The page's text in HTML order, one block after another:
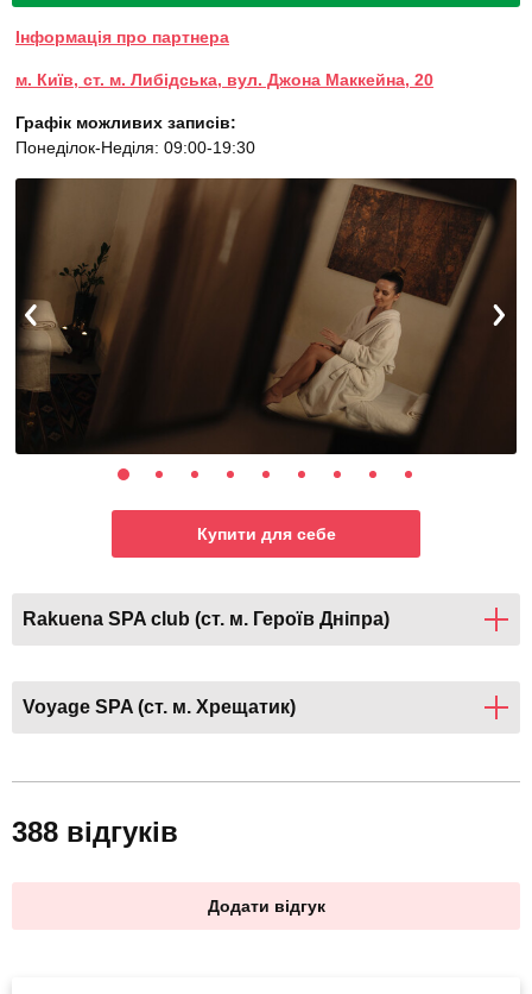
Інформація про партнера
м. Київ, ст. м. Либідська, вул. Джона Маккейна, 20
Графік можливих записів:
Понеділок-Неділя: 09:00-19:30
Купити для себе
Rakuena SPA club (ст. м. Героїв Дніпра)
Voyage SPA (ст. м. Хрещатик)
388 відгуків
Додати відгук